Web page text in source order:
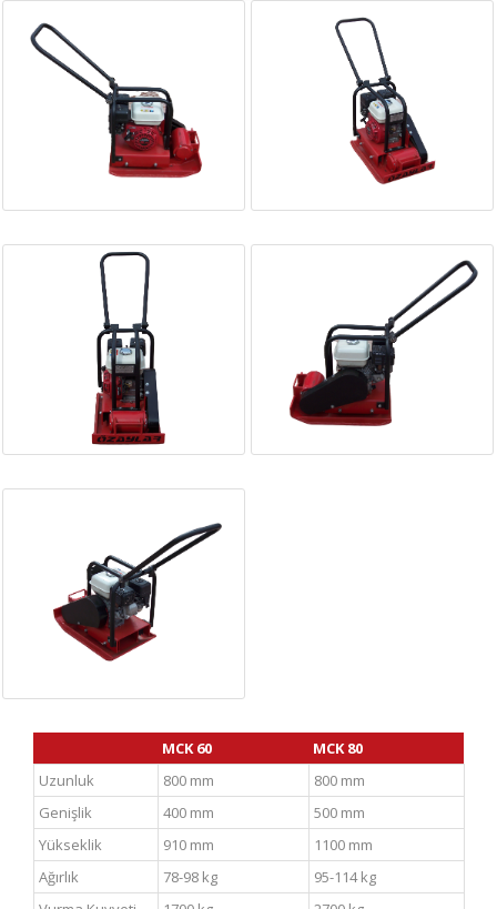
MCK 60
MCK 80
Uzunluk
800 mm
800 mm
Genişlik
400 mm
500 mm
Yükseklik
910 mm
1100 mm
Ağırlık
78-98 kg
95-114 kg